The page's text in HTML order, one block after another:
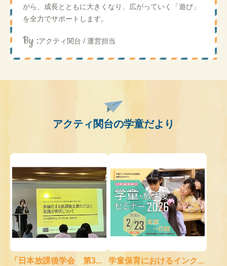
がら、成長とともに大きくなり、広がっていく「遊び」
を全力でサポートします。
By :アクティ関台 / 運営担当
アクティ関台の学童だより
「日本放課後学会 第3... 学童保育におけるインク...